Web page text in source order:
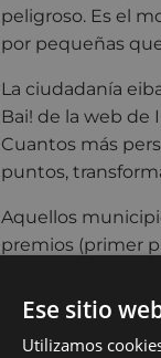
peligroso. Es el
por pequeñas
La ciudadanía
Bai! de la web de
Cuantos más
puntos,
Aquellos
premios (primer
premio de
cambio climático
Por su parte, las
Ese sitio
Utilizamos